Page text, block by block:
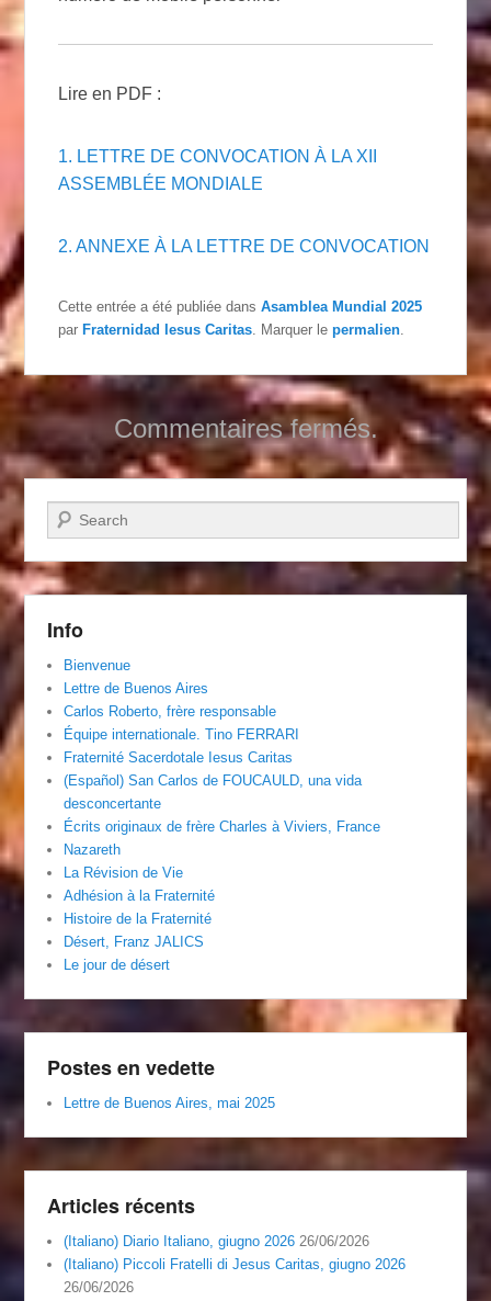
Lire en PDF :
1. LETTRE DE CONVOCATION À LA XII
ASSEMBLÉE MONDIALE
2. ANNEXE À LA LETTRE DE CONVOCATION
Cette entrée a été publiée dansAsamblea Mundial 2025
par Fraternidad Iesus Caritas. Marquer lepermalien.
Commentaires fermés.
Recherche
Info
Bienvenue
Lettre de Buenos Aires
Carlos Roberto, frère responsable
Équipe internationale. Tino FERRARI
Fraternité Sacerdotale Iesus Caritas
(Español) San Carlos de FOUCAULD, una vida
desconcertante
Écrits originaux de frère Charles à Viviers, France
Nazareth
La Révision de Vie
Adhésion à la Fraternité
Histoire de la Fraternité
Désert, Franz JALICS
Le jour de désert
Postes en vedette
Lettre de Buenos Aires, mai 2025
Articles récents
(Italiano) Diario Italiano, giugno 2026 26/06/2026
(Italiano) Piccoli Fratelli di Jesus Caritas, giugno 2026
26/06/2026